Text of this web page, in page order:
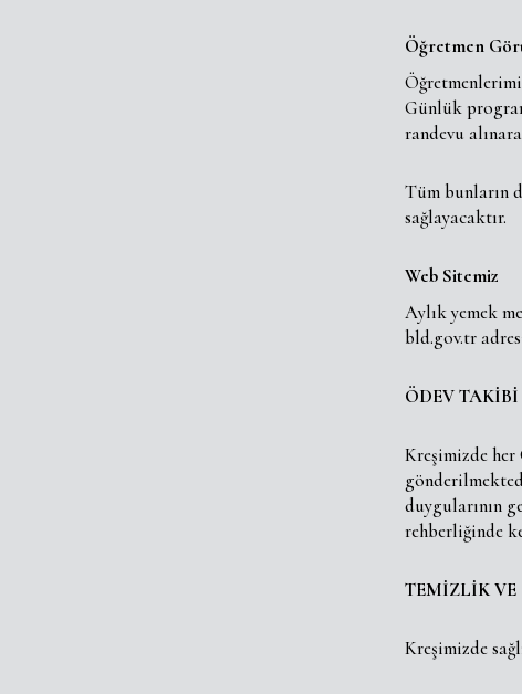
Öğretmen
Günlük
randevu
Tüm bunların
sağlayacaktır.
Web Sitemiz
Aylık yemek
bld.gov.tr
ÖDEV TAKİBİ
Kreşimizde
duygularının
rehberliğinde
TEMİZLİK VE
Kreşimizde